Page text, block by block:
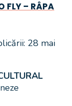
FLY – RÂPA
28 mai